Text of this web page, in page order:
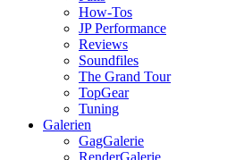
How-Tos
JP Performance
Reviews
Soundfiles
The Grand Tour
TopGear
Tuning
Galerien
GagGalerie
RenderGalerie